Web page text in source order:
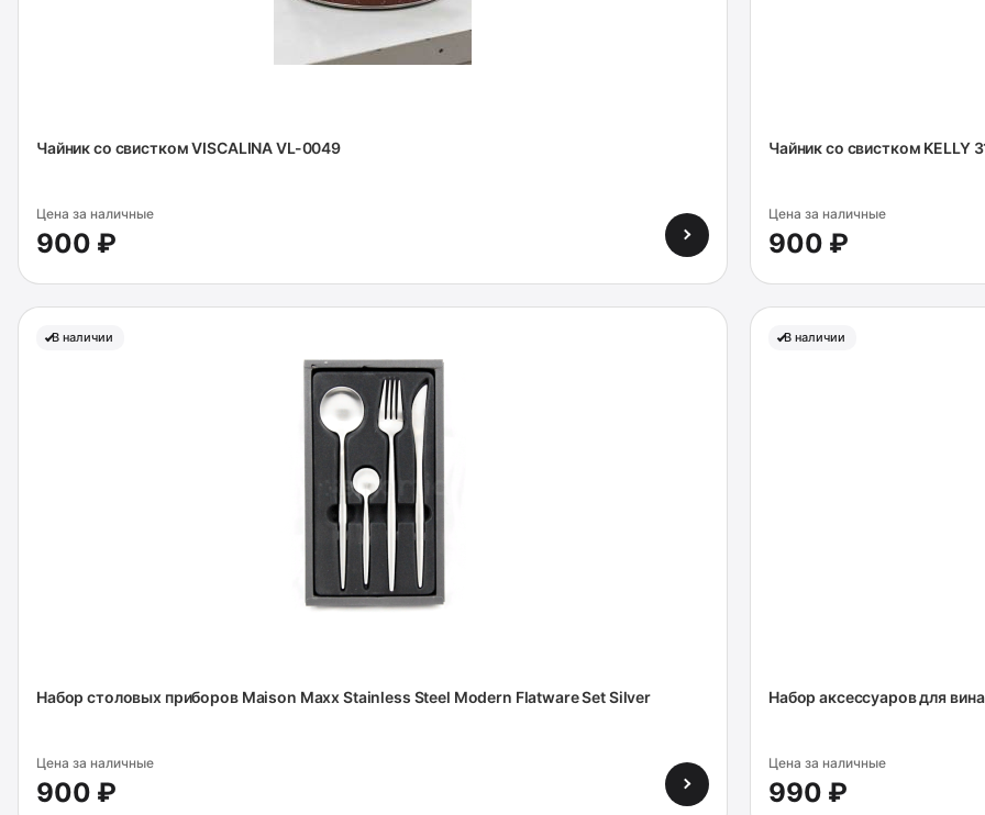
Чайник со свистком VISCALINA VL-0049
Цена за наличные
900 ₽
Чайник со свистком KELLY
Цена за наличные
900 ₽
В наличии
Набор столовых приборов Maison Maxx Stainless Steel Modern Flatware Set Silver
Цена за наличные
900 ₽
В наличии
Набор аксессуаров для
Цена за наличные
990 ₽